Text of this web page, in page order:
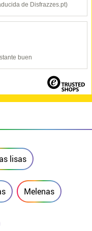
de Disfrazzes.pt)
buen
lisas
Melenas